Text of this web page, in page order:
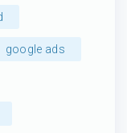
google ads